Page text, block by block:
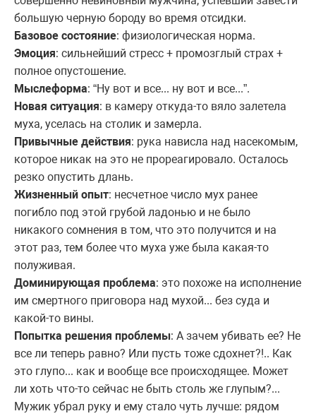
большую черную бороду во время отсидки.
Базовое состояние: физиологическая норма.
Эмоция: сильнейший стресс + промозглый страх +
полное опустошение.
Мыслеформа: “Ну вот и все... ну вот и все...”.
Новая ситуация: в камеру откуда-то вяло залетела
муха, уселась на столик и замерла.
Привычные действия: рука нависла над насекомым,
которое никак на это не прореагировало. Осталось
резко опустить длань.
Жизненный опыт: несчетное число мух ранее
погибло под этой грубой ладонью и не было
никакого сомнения в том, что это получится и на
этот раз, тем более что муха уже была какая-то
полуживая.
Доминирующая проблема: это похоже на исполнение
им смертного приговора над мухой... без суда и
какой-то вины.
Попытка решения проблемы: А зачем убивать ее? Не
все ли теперь равно? Или пусть тоже сдохнет?!.. Как
это глупо... как и вообще все происходящее. Может
ли хоть что-то сейчас не быть столь же глупым?...
Мужик убрал руку и ему стало чуть лучше: рядом